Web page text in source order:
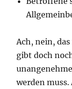
Ach, nein,
gibt doch
werden